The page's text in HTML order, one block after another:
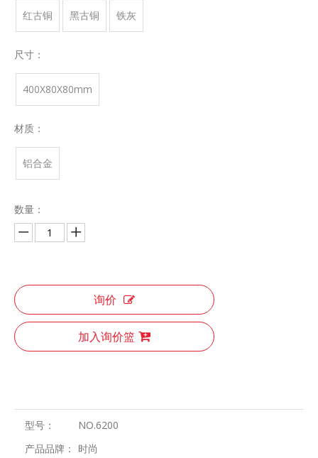
红古铜 黑古铜 铁灰
尺寸：
400X80X80mm
材质：
铝合金
数量：
询价
加入询价篮
型号：
NO.6200
产品品牌：
时尚